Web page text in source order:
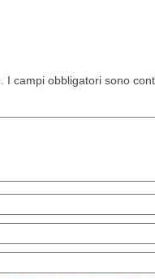
I campi obbligatori sono